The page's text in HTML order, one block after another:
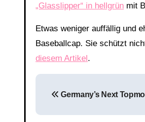
„Glasslipper“ in hellgrün mit
Etwas weniger auffällig und
Baseballcap. Sie schützt
diesem Artikel.
Germany’s Next